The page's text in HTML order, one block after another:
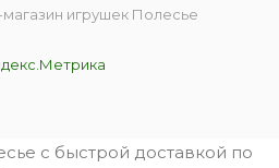
игрушек Полесье
с быстрой доставкой по